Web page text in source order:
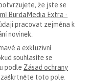
že jste se
BurdaMedia Extra -
pracovat zejména k
novinek.
a exkluzivní
souhlasíte se
podle Zásad ochrany
zaškrtněte toto pole.